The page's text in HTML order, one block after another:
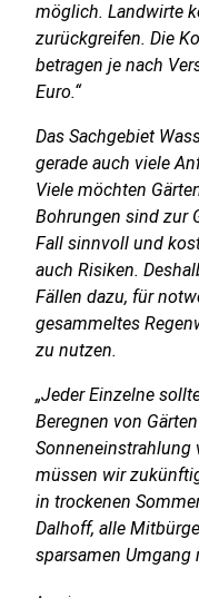
möglich. Landwirte
zurückgreifen. Die
betragen je nach
Euro.“
Das Sachgebiet
gerade auch viele
Viele möchten
Bohrungen sind zur
Fall sinnvoll und
auch Risiken.
Fällen dazu, für
gesammeltes
zu nutzen.
„Jeder Einzelne
Beregnen von
Sonneneinstrahlung
müssen wir
in trockenen
Dalhoff, alle
sparsamen Umgang